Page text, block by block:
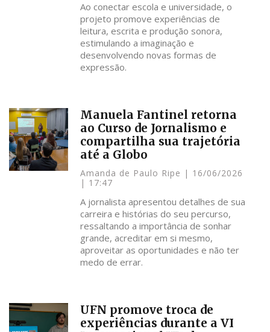
Ao conectar escola e universidade, o
projeto promove experiências de
leitura, escrita e produção sonora,
estimulando a imaginação e
desenvolvendo novas formas de
expressão.
Manuela Fantinel retorna
ao Curso de Jornalismo e
compartilha sua trajetória
até a Globo
Amanda de Paulo Ripe
16/06/2026
17:47
A jornalista apresentou detalhes de sua
carreira e histórias do seu percurso,
ressaltando a importância de sonhar
grande, acreditar em si mesmo,
aproveitar as oportunidades e não ter
medo de errar.
UFN promove troca de
experiências durante a VI